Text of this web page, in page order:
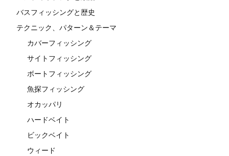
バスフィッシングと歴史
テクニック、パターン＆テーマ
カバーフィッシング
サイトフィッシング
ボートフィッシング
魚探フィッシング
オカッパリ
ハードベイト
ビックベイト
ウィード